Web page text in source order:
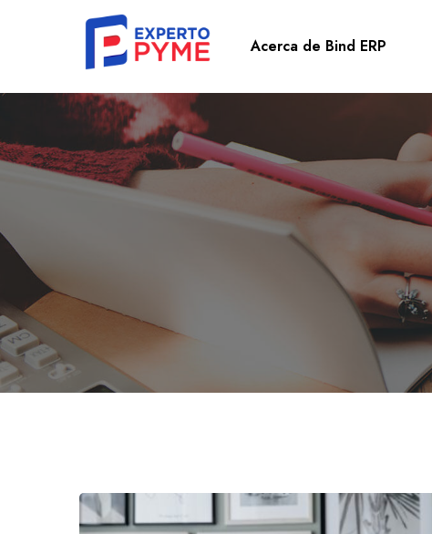
Acerca de Bind ERP